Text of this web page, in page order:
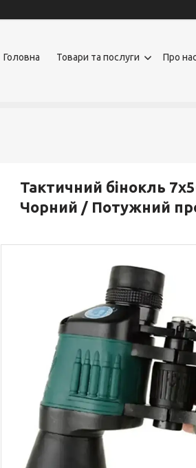
Головна Товари та послуги Про нас
Тактичний бінокль
Чорний / Потужний